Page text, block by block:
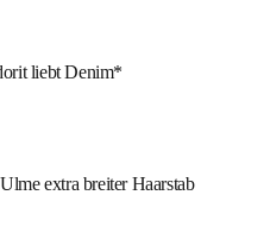
liebt Denim*
extra breiter Haarstab